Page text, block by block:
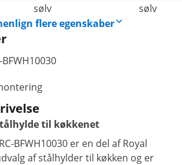
sølv
sølv
flere egenskaber
til køkkenet
BFWH10030 er en del af Royal
af stålhylder til køkken og er